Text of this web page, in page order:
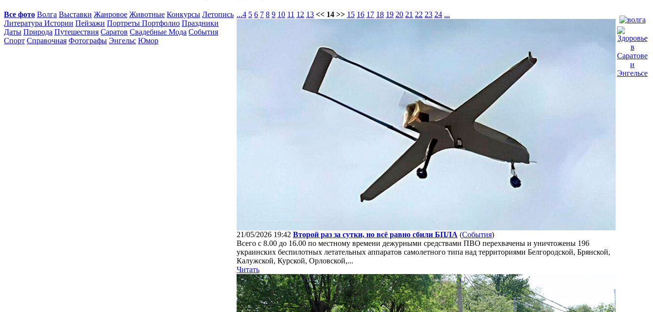
Все фото Волга Выставки Жанровое Животные Конкурсы Летопись
Литература Истории Пейзажи Портреты Портфолио Праздники
Даты Природа Путешествия Саратов Свадебные Мода События
Спорт Справочная Фотографы Энгельс Юмор
...4 5 6 7 8 9 10 11 12 13 << 14 >> 15 16 17 18 19 20 21 22 23 24 ...
21/05/2026 19:42 Второй раз за сутки, но всё равно сбили БПЛА (События)
Всего с 8.00 до 16.00 по местному времени дежурными средствами ПВО перехвачены и уничтожены 196
украинских беспилотных летательных аппаратов самолетного типа над территориями Белгородской, Брянской,
Калужской, Курской, Орловской,...
Читать